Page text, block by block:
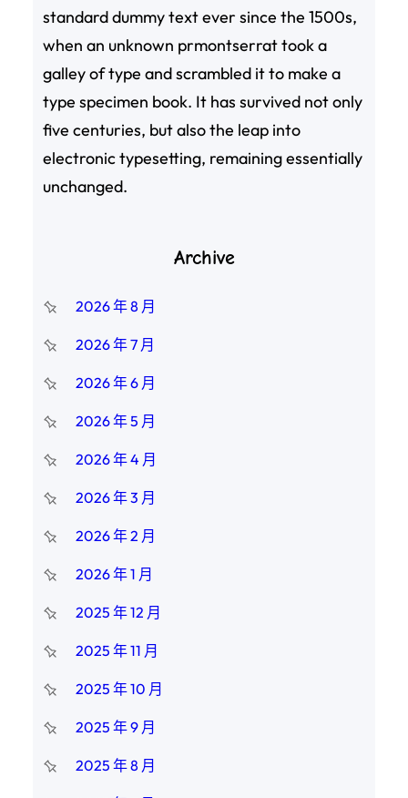
standard dummy text ever since the 1500s,
when an unknown prmontserrat took a
galley of type and scrambled it to make a
type specimen book. It has survived not only
five centuries, but also the leap into
electronic typesetting, remaining essentially
unchanged.
Archive
2026 年 8 月
2026 年 7 月
2026 年 6 月
2026 年 5 月
2026 年 4 月
2026 年 3 月
2026 年 2 月
2026 年 1 月
2025 年 12 月
2025 年 11 月
2025 年 10 月
2025 年 9 月
2025 年 8 月